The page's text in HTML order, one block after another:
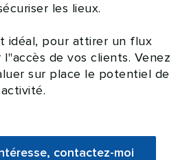
les lieux.
idéal, pour attirer un flux
de vos clients. Venez
sur place le potentiel de
contactez-moi